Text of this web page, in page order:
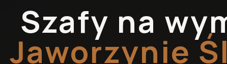
Szafy na
Jaworzynie